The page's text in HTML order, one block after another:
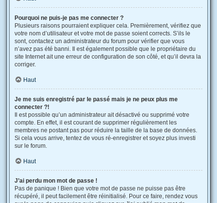
Pourquoi ne puis-je pas me connecter ?
Plusieurs raisons pourraient expliquer cela. Premièrement, vérifiez que
votre nom d’utilisateur et votre mot de passe soient corrects. S’ils le
sont, contactez un administrateur du forum pour vérifier que vous
n’avez pas été banni. Il est également possible que le propriétaire du
site Internet ait une erreur de configuration de son côté, et qu’il devra la
corriger.
Haut
Je me suis enregistré par le passé mais je ne peux plus me
connecter ?!
Il est possible qu’un administrateur ait désactivé ou supprimé votre
compte. En effet, il est courant de supprimer régulièrement les
membres ne postant pas pour réduire la taille de la base de données.
Si cela vous arrive, tentez de vous ré-enregistrer et soyez plus investi
sur le forum.
Haut
J’ai perdu mon mot de passe !
Pas de panique ! Bien que votre mot de passe ne puisse pas être
récupéré, il peut facilement être réinitialisé. Pour ce faire, rendez vous